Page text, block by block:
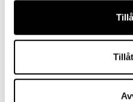
också är lättare att
handläggningstiden
att ansöka om en